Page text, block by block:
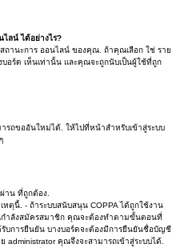
ลน์ ได้อย่างไร?
นะการ ออนไลน์ ของคุณ. ถ้าคุณเลือก ใช่ ราย
อร์ด เห็นเท่านั้น และคุณจะถูกนับเป็นผู้ใช้ที่ถูก
ถขออันใหม่ได้. ให้ไปที่หน้าสำหรับเข้าสู่ระบบ
าน ที่ถูกต้อง.
ตุนี้. - ถ้าระบบสนับสนุน COPPA ได้ถูกใช้งาน
ำลังสมัครสมาชิก คุณจะต้องทำตามขั้นตอนที่
บการยืนยัน บางบอร์ดจะต้องมีการยืนยันชื่อบัญชี
คุณจึงจะสามารถเข้าสู่ระบบได้.